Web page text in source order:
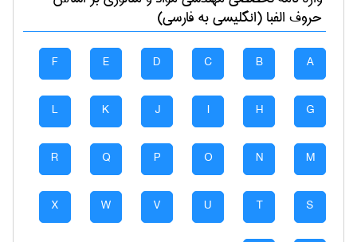
حروف الفبا (انگلیسی به فارسی)
A
B
C
D
E
F
G
H
I
J
K
L
M
N
O
P
Q
R
S
T
U
V
W
X